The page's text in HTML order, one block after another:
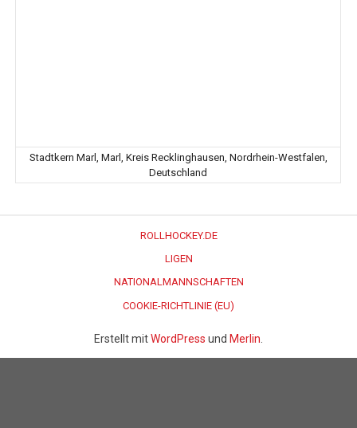
Stadtkern Marl, Marl, Kreis Recklinghausen, Nordrhein-Westfalen,
Deutschland
ROLLHOCKEY.DE
LIGEN
NATIONALMANNSCHAFTEN
COOKIE-RICHTLINIE (EU)
Erstellt mitWordPress und Merlin